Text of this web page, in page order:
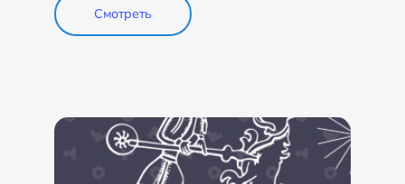
терроризму»
Смотреть